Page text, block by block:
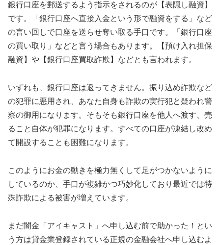
銀行口座を郵送するよう指示をされるのが【表隠し融資】
です。「銀行口座へ直接入金という形で融資をする」など
の言い回しで口座を送らせ奪い取る手口です。「銀行口座
の買い取り」などと言う場合もあります。【預け入れ担保
融資】や【銀行口座買取詐欺】などとも言われます。
いずれも、銀行口座は返ってきません。振り込め詐欺など
の犯罪に悪用され、あなた自身も詐欺の実行犯と疑われ警
察の御用になります。そもそも銀行口座を他人へ渡す、売
ること自体が犯罪になります。すべての口座が凍結し改め
て開設することも困難になります。
このようにお金の動きを極力無くして足がつかないように
しているのか、手口が複雑かつ巧妙化しており最近では特
殊詐欺による被害が増えています。
まだ闇金「アイキャスト」へ申し込む前で助かった！とい
う方は貸金業登録されている正規の金融会社へ申し込むよ